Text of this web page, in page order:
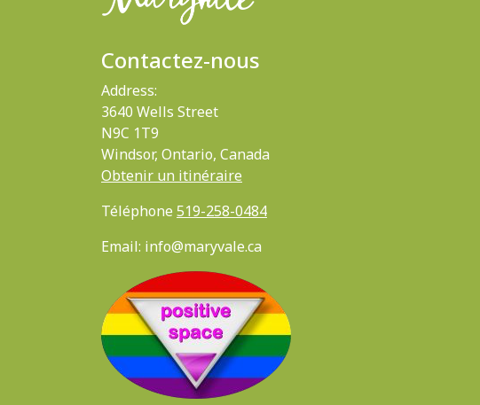
Contactez-nous
Address:
3640 Wells Street
N9C 1T9
Windsor, Ontario, Canada
Obtenir un itinéraire
Téléphone 519-258-0484
Email: info@maryvale.ca